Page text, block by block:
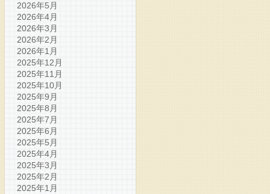
2026年5月
2026年4月
2026年3月
2026年2月
2026年1月
2025年12月
2025年11月
2025年10月
2025年9月
2025年8月
2025年7月
2025年6月
2025年5月
2025年4月
2025年3月
2025年2月
2025年1月